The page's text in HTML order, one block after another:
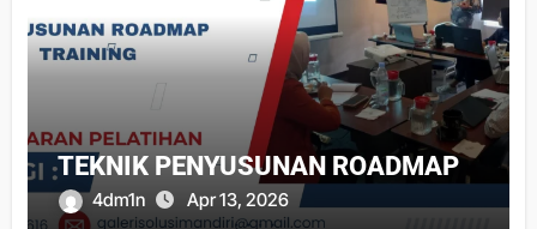
TEKNIK PENYUSUNAN ROADMAP
4dm1n Apr 13, 2026